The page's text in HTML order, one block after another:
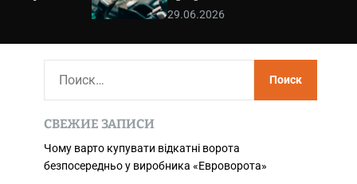
використання
29.06.2026
т
и
:
СВЕЖИЕ ЗАПИСИ
Чому варто купувати відкатні ворота
безпосередньо у виробника «Евроворота»